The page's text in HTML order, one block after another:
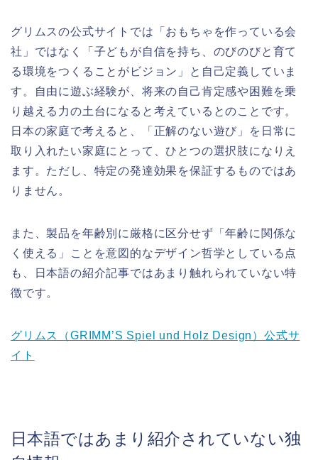
グリムスの公式サイトでは「おもちゃを作っている会
社」ではなく「子どもが自信を持ち、のびのびと育て
る環境をつくることがビジョン」と自己定義していま
す。自由に遊ぶ経験が、将来の自己肯定感や困難を乗
り越える力の土台になると考えているとのことです。
日本の家庭で考えると、「正解のない遊び」を日常に
取り入れたい家庭にとって、ひとつの選択肢になりえ
ます。ただし、特定の発達効果を保証するものではあ
りません。
また、製品を年齢別に厳格に区分せず「年齢に関係な
く使える」ことを意図的なデザイン哲学としている点
も、日本語の紹介記事ではあまり触れられていない特
徴です。
グリムス（GRIMM’S Spiel und Holz Design）公式サ
イト
日本語ではあまり紹介されていない独